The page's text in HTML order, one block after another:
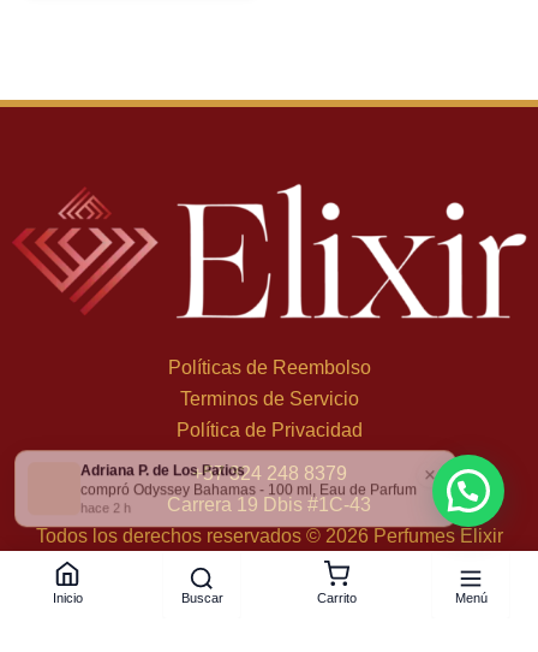
Políticas de Reembolso
Terminos de Servicio
Política de Privacidad
+57 324 248 8379
Carrera 19 Dbis #1C-43
Todos los derechos reservados © 2026 Perfumes Elixir
Inicio Buscar Carrito Menú
Adriana P. de Los Patios
compró Odyssey Bahamas - 100 ml, Eau de Parfum
hace 2 h
×